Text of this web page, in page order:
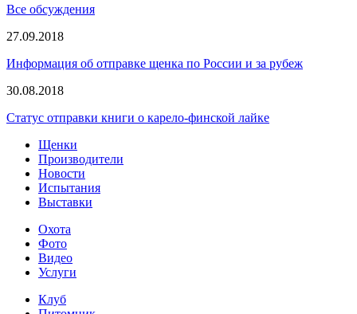
Все обсуждения
27.09.2018
Информация об отправке щенка по России и за рубеж
30.08.2018
Статус отправки книги о карело-финской лайке
Щенки
Производители
Новости
Испытания
Выставки
Охота
Фото
Видео
Услуги
Клуб